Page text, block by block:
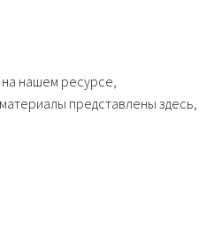
нашем ресурсе,
представлены здесь,